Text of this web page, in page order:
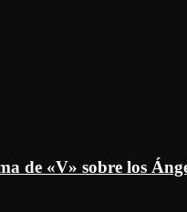
de «V» sobre los